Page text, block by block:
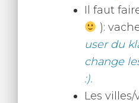
Il faut
):
user du
change
:).
Les